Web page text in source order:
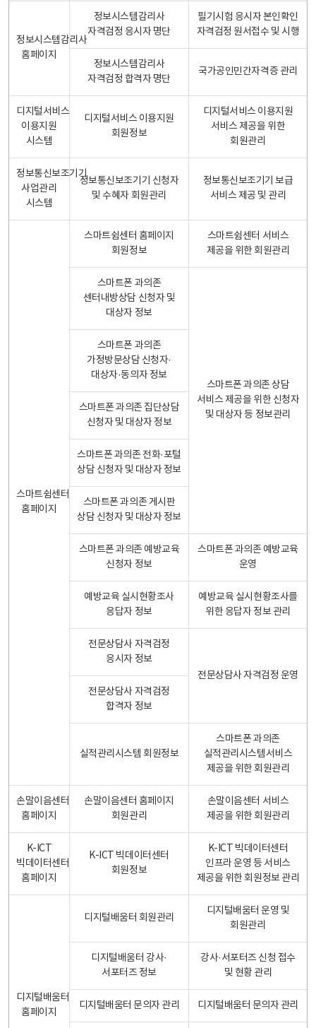
정보시스템감리사
홈페이지
정보시스템감리사
자격검정 응시자 명단
필기시험 응시자 본인확인
자격검정 원서접수 및 시행
정보시스템감리사
자격검정 합격자 명단
국가공인민간자격증 관리
디지털서비스
이용지원
시스템
디지털서비스 이용지원
회원정보
디지털서비스 이용지원
서비스 제공을 위한
회원관리
정보통신보조기기
사업관리
시스템
정보통신보조기기 신청자
및 수혜자 회원관리
정보통신보조기기 보급
서비스 제공 및 관리
스마트쉼센터
홈페이지
스마트쉼센터 홈페이지
회원정보
스마트쉼센터 서비스
제공을 위한 회원관리
스마트폰 과의존
센터내방상담 신청자 및
대상자 정보
스마트폰 과의존 상담
서비스 제공을 위한 신청자
및 대상자 등 정보관리
스마트폰 과의존
가정방문상담 신청자·
대상자·동의자 정보
스마트폰 과의존 집단상담
신청자 및 대상자 정보
스마트폰 과의존 전화·포털
상담 신청자 및 대상자 정보
스마트폰 과의존 게시판
상담 신청자 및 대상자 정보
스마트폰 과의존 예방교육
신청자 정보
스마트폰 과의존 예방교육
운영
예방교육 실시현황조사
응답자 정보
예방교육 실시현황조사를
위한 응답자 정보 관리
전문상담사 자격검정
응시자 정보
전문상담사 자격검정 운영
전문상담사 자격검정
합격자 정보
실적관리시스템 회원정보
스마트폰 과의존
실적관리시스템서비스
제공을 위한 회원관리
손말이음센터
홈페이지
손말이음센터 홈페이지
회원관리
손말이음센터 서비스
제공을 위한 회원관리
K-ICT
빅데이터센터
홈페이지
K-ICT 빅데이터센터
회원정보
K-ICT 빅데이터센터
인프라 운영 등 서비스
제공을 위한 회원정보 관리
디지털배움터
홈페이지
디지털배움터 회원관리
디지털배움터 운영 및
회원관리
디지털배움터 강사·
서포터즈 정보
강사·서포터즈 신청 접수
및 현황 관리
디지털배움터 문의자 관리 디지털배움터 문의자 관리